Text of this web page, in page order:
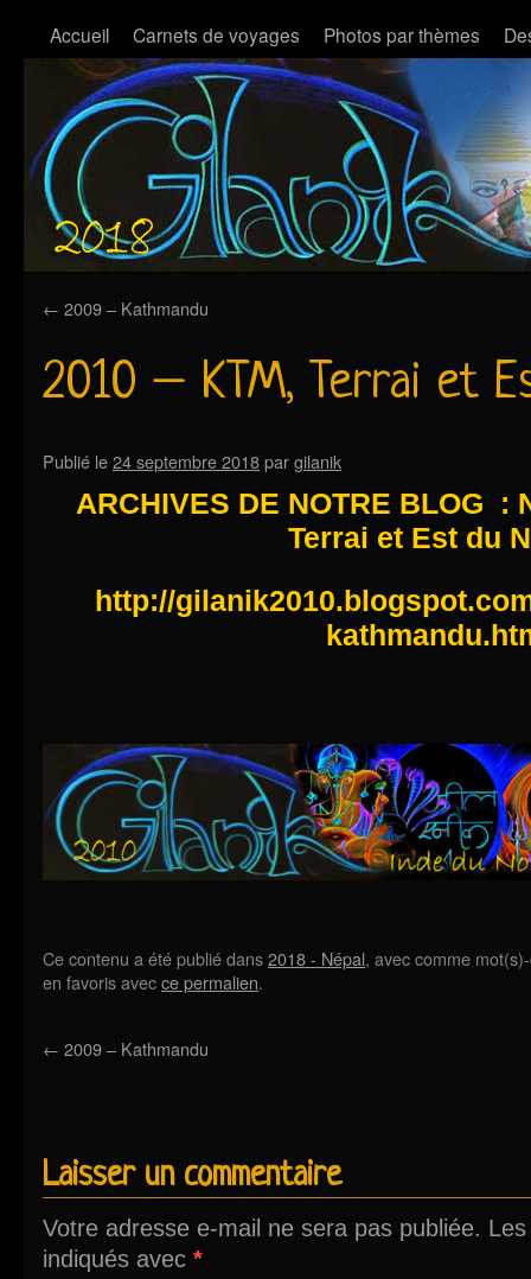
Accueil Carnets de voyages Photos par thèmes
← 2009 – Kathmandu
2010 – KTM, Terrai et
Publié le24 septembre 2018pargilanik
ARCHIVES DE NOTRE BLOG :
Terrai et Est du
http://
Ce contenu a été publié dans2018 - Népal, avec comme
en favoris avecce permalien.
← 2009 – Kathmandu
Laisser un commentaire
Votre adresse e-mail ne sera pas publiée.
indiqués avec *